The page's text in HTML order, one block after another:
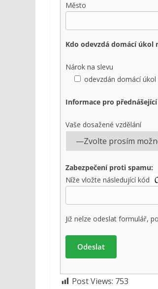
Město
Kdo odevzdá domácí úkol
Nárok na slevu
odevzdán domácí úkol
Informace pro přednášející
Vaše dosažené vzdělání
Zabezpečení proti spamu:
Níže vložte následující kód
Již nelze odeslat formulář,
Post Views: 753